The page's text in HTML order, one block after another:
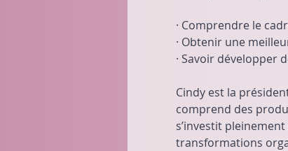
· Comprendre le
· Obtenir une
· Savoir développer
Cindy est la
comprend des
s’investit
transformations